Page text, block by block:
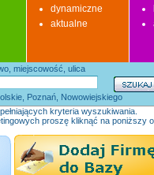
dynamiczne
aktualne
miejscowość, ulica
Poznań, Nowowiejskiego
kryteria wyszukiwania.
proszę kliknąć na poniższy